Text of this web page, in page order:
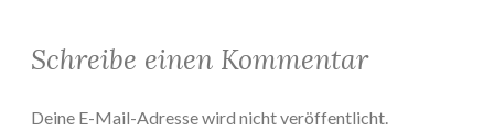
Schreibe einen Kommentar
Deine E-Mail-Adresse wird nicht veröffentlicht.